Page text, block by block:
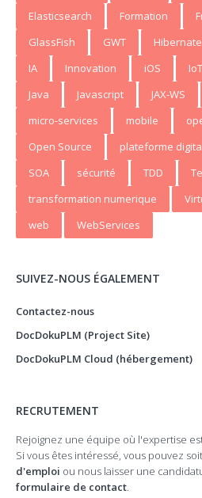
Elasticsearch
Formation
GlassFish
GWT Hibernate
IA
Innovation iOS IoT
Java
Javascript JAX-WS
micro-services
mobile
Open Source
plateforme
SOA
sécurité TDD
transformation numerique
web
WebServices
SUIVEZ-NOUS ÉGALEMENT
Contactez-nous
DocDokuPLM (Project Site)
DocDokuPLM Cloud (hébergement)
RECRUTEMENT
Rejoignez une équipe où l'expertise
Si vous êtes intéressé, vous pouvez
d'emploi ou nous laisser une
formulaire de contact.